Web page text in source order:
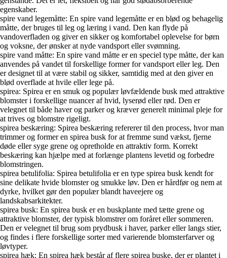
egenskaber.
spire vand legemåtte: En spire vand legemåtte er en blød og behagelig
måtte, der bruges til leg og læring i vand. Den kan flyde på
vandoverfladen og giver en sikker og komfortabel oplevelse for børn
og voksne, der ønsker at nyde vandsport eller svømning.
spire vand måtte: En spire vand måtte er en speciel type måtte, der kan
anvendes på vandet til forskellige former for vandsport eller leg. Den
er designet til at være stabil og sikker, samtidig med at den giver en
blød overflade at hvile eller lege på.
spirea: Spirea er en smuk og populær løvfældende busk med attraktive
blomster i forskellige nuancer af hvid, lyserød eller rød. Den er
velegnet til både haver og parker og kræver generelt minimal pleje for
at trives og blomstre rigeligt.
spirea beskæring: Spirea beskæring refererer til den process, hvor man
trimmer og former en spirea busk for at fremme sund vækst, fjerne
døde eller syge grene og opretholde en attraktiv form. Korrekt
beskæring kan hjælpe med at forlænge plantens levetid og forbedre
blomstringen.
spirea betulifolia: Spirea betulifolia er en type spirea busk kendt for
sine delikate hvide blomster og smukke løv. Den er hårdfør og nem at
dyrke, hvilket gør den populær blandt haveejere og
landskabsarkitekter.
spirea busk: En spirea busk er en buskplante med tætte grene og
attraktive blomster, der typisk blomstrer om foråret eller sommeren.
Den er velegnet til brug som prydbusk i haver, parker eller langs stier,
og findes i flere forskellige sorter med varierende blomsterfarver og
løvtyper.
spirea hæk: En spirea hæk består af flere spirea buske, der er plantet i